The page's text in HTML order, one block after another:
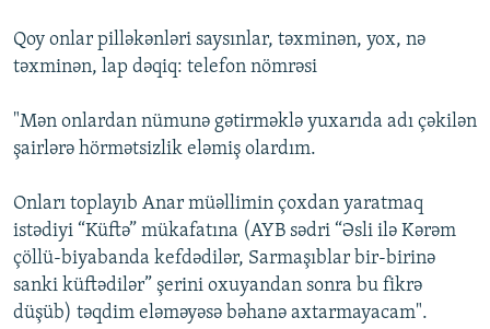
Qoy onlar pilləkənləri saysınlar, təxminən, yox, nə
təxminən, lap dəqiq: telefon nömrəsi
"Mən onlardan nümunə gətirməklə yuxarıda adı çəkilən
şairlərə hörmətsizlik eləmiş olardım.
Onları toplayıb Anar müəllimin çoxdan yaratmaq
istədiyi “Küftə” mükafatına (AYB sədri “Əsli ilə Kərəm
çöllü-biyabanda kefdədilər, Sarmaşıblar bir-birinə
sanki küftədilər” şerini oxuyandan sonra bu fikrə
düşüb) təqdim eləməyəsə bəhanə axtarmayacam".